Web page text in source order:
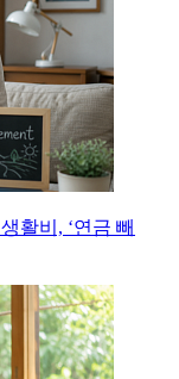
활비, ‘연금 빼